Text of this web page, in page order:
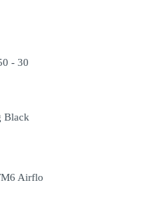
- 30
Black
Airflo